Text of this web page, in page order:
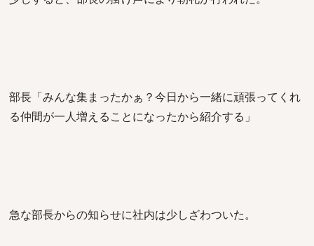
部長「みんな集まったかぁ？今日から一緒に頑張ってくれ
る仲間が一人増えることになったから紹介する」
急な部長からの知らせに社内は少しざわついた。